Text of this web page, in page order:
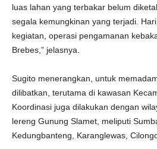
luas lahan yang terbakar belum
segala kemungkinan yang terjadi.
kegiatan, operasi pengamanan
Brebes,” jelasnya.
Sugito menerangkan, untuk
dilibatkan, terutama di kawasan
Koordinasi juga dilakukan dengan
lereng Gunung Slamet, meliputi
Kedungbanteng, Karanglewas,